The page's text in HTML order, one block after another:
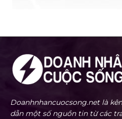
Doanhnhancuocsong.net là
dẫn một số nguồn tin từ các